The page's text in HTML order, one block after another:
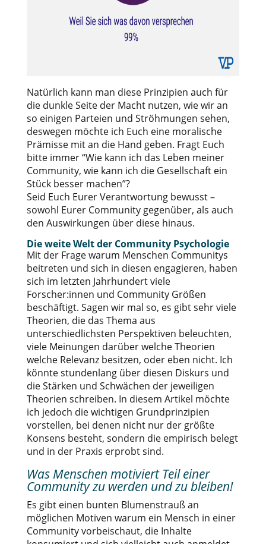
Natürlich kann man diese Prinzipien auch für
die dunkle Seite der Macht nutzen, wie wir an
so einigen Parteien und Ströhmungen sehen,
deswegen möchte ich Euch eine moralische
Prämisse mit an die Hand geben. Fragt Euch
bitte immer “Wie kann ich das Leben meiner
Community, wie kann ich die Gesellschaft ein
Stück besser machen”?
Seid Euch Eurer Verantwortung bewusst –
sowohl Eurer Community gegenüber, als auch
den Auswirkungen über diese hinaus.
Die weite Welt der Community Psychologie
Mit der Frage warum Menschen Communitys
beitreten und sich in diesen engagieren, haben
sich im letzten Jahrhundert viele
Forscher:innen und Community Größen
beschäftigt. Sagen wir mal so, es gibt sehr viele
Theorien, die das Thema aus
unterschiedlichsten Perspektiven beleuchten,
viele Meinungen darüber welche Theorien
welche Relevanz besitzen, oder eben nicht. Ich
könnte stundenlang über diesen Diskurs und
die Stärken und Schwächen der jeweiligen
Theorien schreiben. In diesem Artikel möchte
ich jedoch die wichtigen Grundprinzipien
vorstellen, bei denen nicht nur der größte
Konsens besteht, sondern die empirisch belegt
und in der Praxis erprobt sind.
Was Menschen motiviert Teil einer
Community zu werden und zu bleiben!
Es gibt einen bunten Blumenstrauß an
möglichen Motiven warum ein Mensch in einer
Community vorbeischaut, die Inhalte